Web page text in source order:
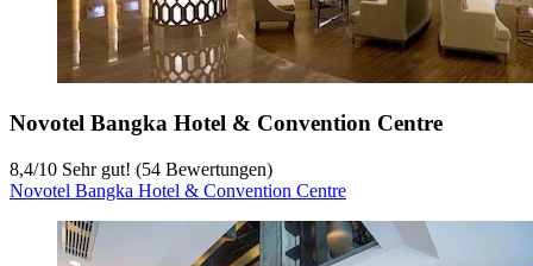
Novotel Bangka Hotel & Convention Centre
8,4/10 Sehr gut! (54 Bewertungen)
Novotel Bangka Hotel & Convention Centre